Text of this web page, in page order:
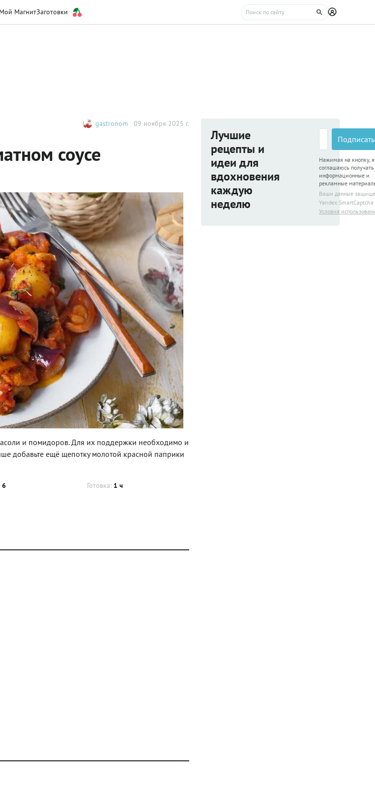
Мой МагнитЗаготовки
gastronom 09 ноября 2025 г.
соусе
и помидоров. Для их поддержки необходимо и
добавьте ещё щепотку молотой красной паприки
6 Готовка: 1 ч
Лучшие
рецепты и
идеи для
вдохновения
каждую
неделю
Нажимая на кнопку, я
соглашаюсь получать
информационные и
рекламные
Ваши данные
Yandex SmartCaptcha
Условия